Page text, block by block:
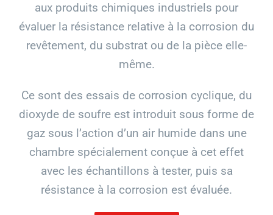
aux produits chimiques industriels pour
évaluer la résistance relative à la corrosion du
revêtement, du substrat ou de la pièce elle-
même.
Ce sont des essais de corrosion cyclique, du
dioxyde de soufre est introduit sous forme de
gaz sous l’action d’un air humide dans une
chambre spécialement conçue à cet effet
avec les échantillons à tester, puis sa
résistance à la corrosion est évaluée.